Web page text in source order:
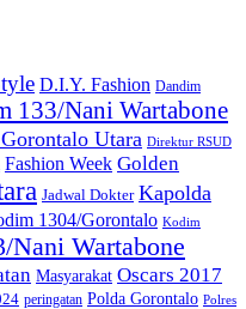
D.I.Y. Fashion Dandim
133/Nani Wartabone
Utara Direktur RSUD
Fashion Week Golden
Jadwal Dokter Kapolda
1304/Gorontalo Kodim
Nani Wartabone
Masyarakat Oscars 2017
peringatan Polda Gorontalo Polres